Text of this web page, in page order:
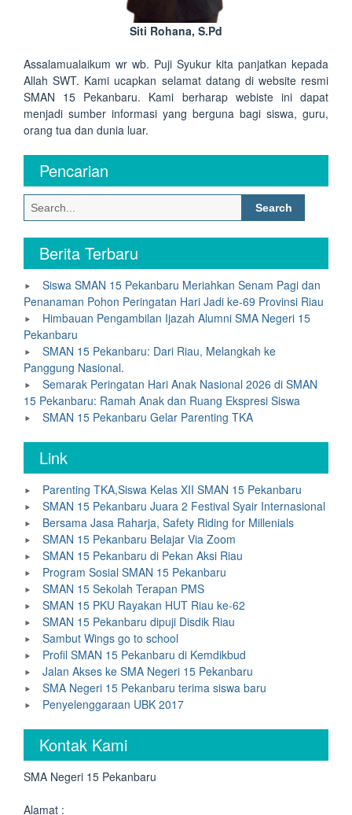
Siti Rohana, S.Pd
Assalamualaikum wr wb. Puji Syukur kita panjatkan kepada
Allah SWT. Kami ucapkan selamat datang di website resmi
SMAN 15 Pekanbaru. Kami berharap webiste ini dapat
menjadi sumber informasi yang berguna bagi siswa, guru,
orang tua dan dunia luar.
Pencarian
Search
for:
Berita Terbaru
Siswa SMAN 15 Pekanbaru Meriahkan Senam Pagi dan
Penanaman Pohon Peringatan Hari Jadi ke-69 Provinsi Riau
Himbauan Pengambilan Ijazah Alumni SMA Negeri 15
Pekanbaru
SMAN 15 Pekanbaru: Dari Riau, Melangkah ke
Panggung Nasional.
Semarak Peringatan Hari Anak Nasional 2026 di SMAN
15 Pekanbaru: Ramah Anak dan Ruang Ekspresi Siswa
SMAN 15 Pekanbaru Gelar Parenting TKA
Link
Parenting TKA,Siswa Kelas XII SMAN 15 Pekanbaru
SMAN 15 Pekanbaru Juara 2 Festival Syair Internasional
Bersama Jasa Raharja, Safety Riding for Millenials
SMAN 15 Pekanbaru Belajar Via Zoom
SMAN 15 Pekanbaru di Pekan Aksi Riau
Program Sosial SMAN 15 Pekanbaru
SMAN 15 Sekolah Terapan PMS
SMAN 15 PKU Rayakan HUT Riau ke-62
SMAN 15 Pekanbaru dipuji Disdik Riau
Sambut Wings go to school
Profil SMAN 15 Pekanbaru di Kemdikbud
Jalan Akses ke SMA Negeri 15 Pekanbaru
SMA Negeri 15 Pekanbaru terima siswa baru
Penyelenggaraan UBK 2017
Kontak Kami
SMA Negeri 15 Pekanbaru
Alamat :